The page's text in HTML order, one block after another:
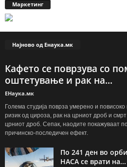
Маркетинг
Најново од Енаука.мк
Кафето се поврзува со
оштетување и рак на...
ЕНаука.мк
Голема студија поврза умерено и
ризик од цироза, рак на црниот дроб и
црниот дроб. Сепак, наодите покажуваат
причинско-последичен ефект.
По 241 ден во
НАСА се врати на...